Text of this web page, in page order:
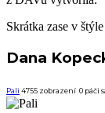
Skrátka zase v
Dana
Pali 4755 zobrazení 0 páči